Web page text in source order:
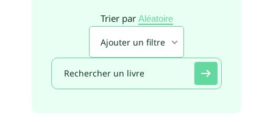
Trier par Aléatoire
Ajouter un filtre